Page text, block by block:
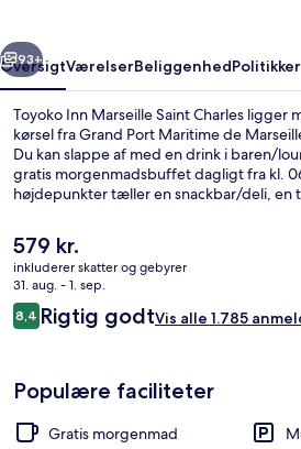
Næste
93+
OversigtVærelserBeliggenhedPolitikker
Toyoko Inn Marseille Saint Charles ligger
kørsel fra Grand Port Maritime de
Du kan slappe af med en drink i baren/
gratis morgenmadsbuffet dagligt fra kl.
højdepunkter tæller en snackbar/deli, en
Charles Metrostation ligger 6 minutter
Metrostation 8 minutter væk.
Den
nuværende
pris
er
579 kr.
579 kr.
inkluderer skatter og gebyrer
31. aug. - 1. sep.
Anmeldelser
8,48,4 ud af 10.
Rigtig godtVis alle 1.785
Populære faciliteter
Gratis morgenmad